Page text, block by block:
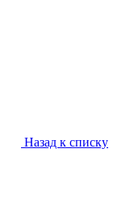
Назад к списку